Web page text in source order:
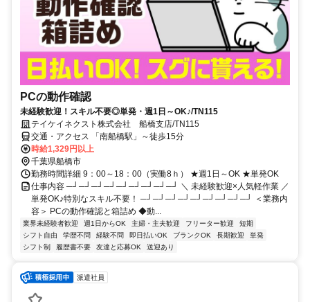
PCの動作確認
未経験歓迎！スキル不要◎単発・週1日～OK♪/TN115
テイケイネクスト株式会社 船橋支店/TN115
交通・アクセス 「南船橋駅」～徒歩15分
時給1,329円以上
千葉県船橋市
勤務時間詳細 9：00～18：00（実働8ｈ） ★週1日～OK ★単発OK
仕事内容 ─┘─┘─┘─┘─┘─┘─┘─┘─┘ ＼ 未経験歓迎×人気軽作業 ／
単発OK♪特別なスキル不要！ ─┘─┘─┘─┘─┘─┘─┘─┘─┘ ＜業務内
容＞ PCの動作確認と箱詰め ◆動...
業界未経験者歓迎 週1日からOK 主婦・主夫歓迎 フリーター歓迎
短期
シフト自由
学歴不問 経験不問 即日払いOK ブランクOK 長期歓迎
単発
シフト制
履歴書不要 友達と応募OK 送迎あり
派遣社員